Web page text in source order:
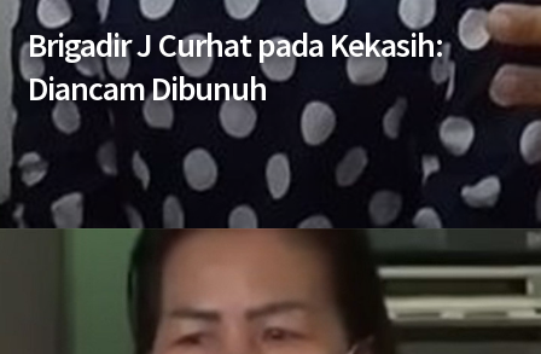
Brigadir J Curhat pada Kekasih:
Diancam Dibunuh